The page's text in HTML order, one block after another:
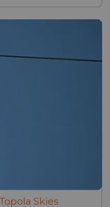
Skies